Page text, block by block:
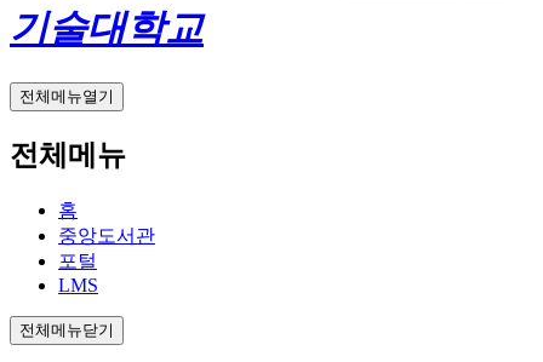
기술대학교
전체메뉴열기
전체메뉴
홈
중앙도서관
포털
LMS
전체메뉴닫기